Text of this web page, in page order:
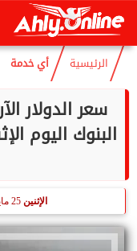
السبت
الرئيسية أي خدمة
سعر الدولار
الإثنين